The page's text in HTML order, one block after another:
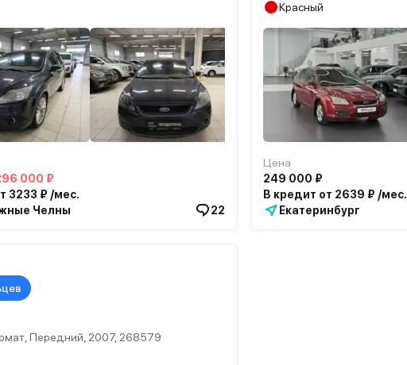
000 ₽
3233 ₽ /мес.
Челны
22
Красный
Цена
249 000 ₽
В кредит от 2639 ₽ /мес.
Екатеринбург
Передний, 2007, 268579